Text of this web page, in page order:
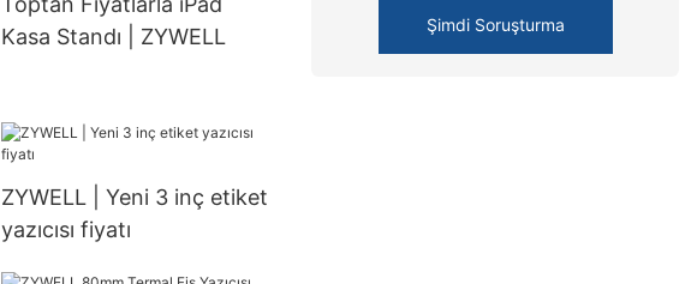
Kasa Standı | ZYWELL
ZYWELL | Yeni 3 inç etiket
yazıcısı fiyatı
Şimdi Soruşturma